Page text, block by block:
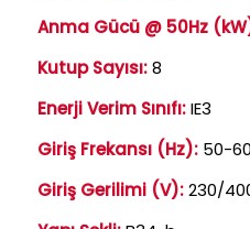
Anma Gücü @ 50Hz
Kutup Sayısı:8
Enerji Verim Sınıfı:IE3
Giriş Frekansı (Hz): 50-60
Giriş Gerilimi (V):230/